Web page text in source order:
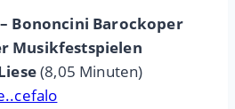
Bononcini Barockoper
Musikfestspielen
(8,05 Minuten)